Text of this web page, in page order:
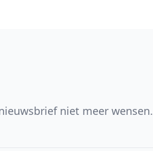
niet meer wensen.